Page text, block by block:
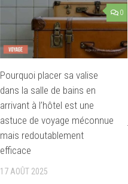
0
Pourquoi placer sa valise
dans la salle de bains en
arrivant à l’hôtel est une
astuce de voyage méconnue
mais redoutablement
efficace
17 AOÛT 2025